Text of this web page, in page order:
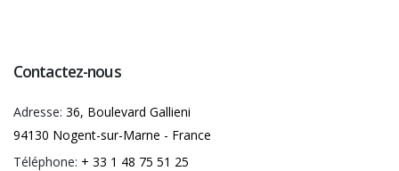
Contactez-nous
Adresse: 36, Boulevard Gallieni
94130 Nogent-sur-Marne - France
Téléphone: + 33 1 48 75 51 25